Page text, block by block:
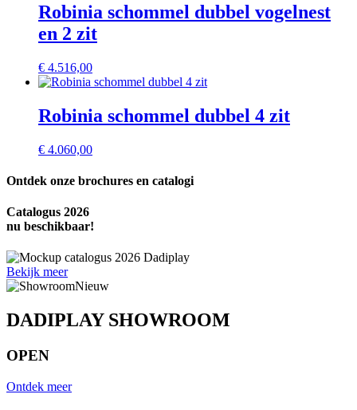
Robinia schommel dubbel vogelnest
en 2 zit
€ 4.516,00
Robinia schommel dubbel 4 zit
€ 4.060,00
Ontdek onze brochures en catalogi
Catalogus 2026
nu beschikbaar!
Bekijk meer
DADIPLAY SHOWROOM
OPEN
Ontdek meer